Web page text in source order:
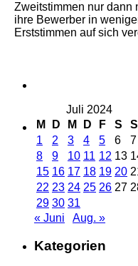
Zweitstimmen nur dann
ihre Bewerber in
Erststimmen auf sich
Juli 2024
M
D M D F S
S
1
2 3 4 5 6
7
8
9 10 11 12 13
15 16 17 18 19 20
22 23 24 25 26 27
29 30 31
« Juni
Aug. »
Kategorien